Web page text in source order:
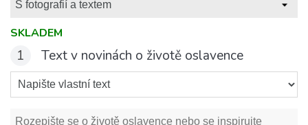
SKLADEM
1 Text v novinách o životě oslavence